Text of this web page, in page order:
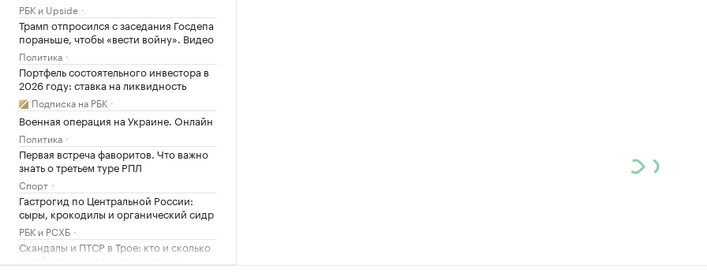
РБК и Upside
Трамп отпросился с заседания Госдепа
пораньше, чтобы «вести войну». Видео
Политика
Портфель состоятельного инвестора в
2026 году: ставка на ликвидность
Подписка на РБК
Военная операция на Украине. Онлайн
Политика
Первая встреча фаворитов. Что важно
знать о третьем туре РПЛ
Спорт
Гастрогид по Центральной России:
сыры, крокодилы и органический сидр
РБК и РСХБ
Скандалы и ПТСР в Трое: кто и сколько